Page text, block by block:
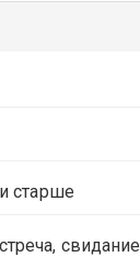
старше
свидание